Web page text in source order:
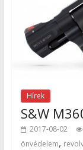
Hírek
S&W
2017-08-02
önvédelem,